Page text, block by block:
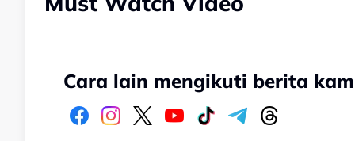
Cara lain mengikuti berita